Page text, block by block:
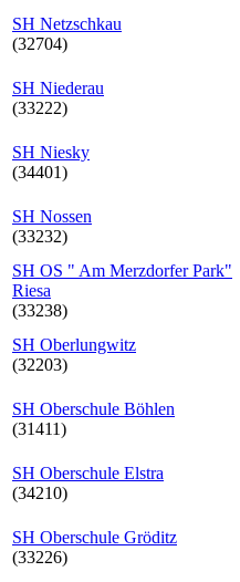
SH Netzschkau
(32704)
SH Niederau
(33222)
SH Niesky
(34401)
SH Nossen
(33232)
SH OS " Am Merzdorfer Park"
Riesa
(33238)
SH Oberlungwitz
(32203)
SH Oberschule Böhlen
(31411)
SH Oberschule Elstra
(34210)
SH Oberschule Gröditz
(33226)